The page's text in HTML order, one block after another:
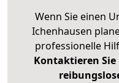
Wenn Sie einen
Ichenhausen
professionelle
Kontaktieren